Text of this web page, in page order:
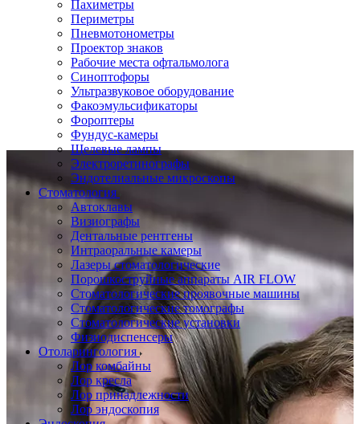
Пахиметры
Периметры
Пневмотонометры
Проектор знаков
Рабочие места офтальмолога
Синоптофоры
Ультразвуковое оборудование
Факоэмульсификаторы
Фороптеры
Фундус-камеры
Щелевые лампы
Электроретинографы
Эндотелиальные микроскопы
Стоматология
Автоклавы
Визиографы
Дентальные рентгены
Интраоральные камеры
Лазеры стоматологические
Порошкоструйные аппараты AIR FLOW
Стоматологические проявочные машины
Стоматологические томографы
Стоматологические установки
Физиодиспенсеры
Отоларингология
Лор комбайны
Лор кресла
Лор принадлежности
Лор эндоскопия